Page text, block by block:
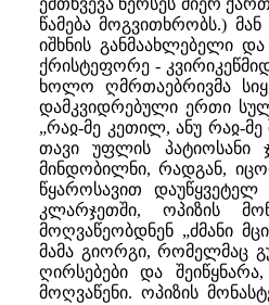
წამება მოგვითხრობს.)
იშხნის განმაახლებელი
ქრისტეფორე -
ხოლო ღმრთაებრივმა
დამკვიდრებული ერთი
„რაჲ-მე კეთილ, ანუ რაჲ-
თავი უფლის პატიოსანი
მინდობილნი, რადგან,
წყაროსავით
კლარჯეთში, ოპიზის
მოღვაწეობდნენ „ძმანი
მამა გიორგი, რომელმაც
ღირსებები და
მოღვაწენი. ოპიზის